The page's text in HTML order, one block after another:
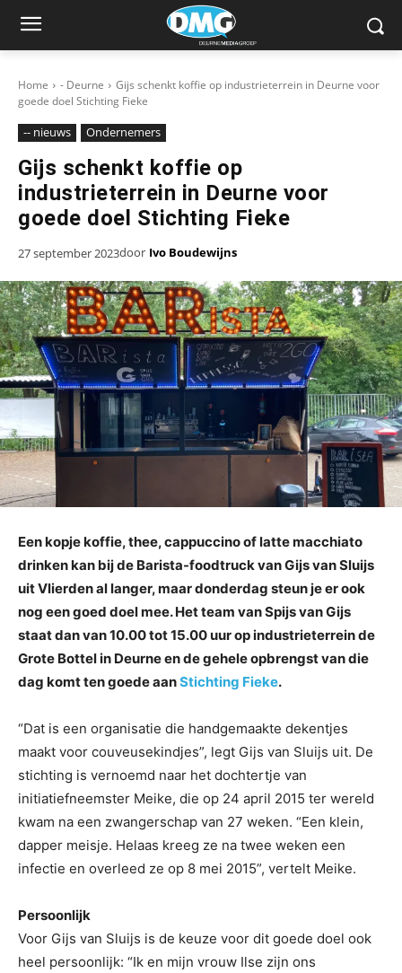
Home - Deurne
Gijs schenkt koffie op industrieterrein in Deurne voor
goede doel Stichting Fieke
-- nieuws Ondernemers
Gijs schenkt koffie op
industrieterrein in Deurne voor
goede doel Stichting Fieke
27 september 2023door Ivo Boudewijns
Een kopje koffie, thee, cappuccino of latte macchiato
drinken kan bij de Barista-foodtruck van Gijs van Sluijs
uit Vlierden al langer, maar donderdag steun je er ook
nog een goed doel mee. Het team van Spijs van Gijs
staat dan van 10.00 tot 15.00 uur op industrieterrein de
Grote Bottel in Deurne en de gehele opbrengst van die
dag komt ten goede aanStichting Fieke.
“Dat is een organisatie die handgemaakte dekentjes
maakt voor couveusekindjes”, legt Gijs van Sluijs uit. De
stichting is vernoemd naar het dochtertje van
initiatiefneemster Meike, die op 24 april 2015 ter wereld
kwam na een zwangerschap van 27 weken. “Een klein,
dapper meisje. Helaas kreeg ze na twee weken een
infectie en overleed ze op 8 mei 2015”, vertelt Meike.
Persoonlijk
Voor Gijs van Sluijs is de keuze voor dit goede doel ook
heel persoonlijk: “Ik en mijn vrouw Ilse zijn ons